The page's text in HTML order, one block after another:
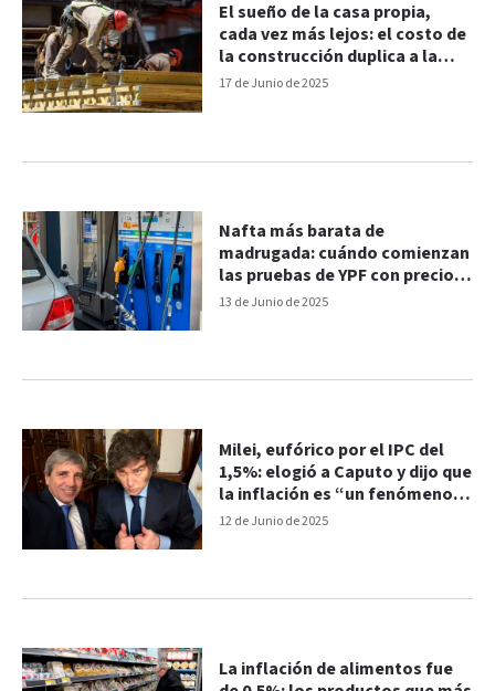
17 de Junio de 2025
El sueño de la casa propia,
cada vez más lejos: el costo de
la construcción duplica a la
inflación
13 de Junio de 2025
Nafta más barata de
madrugada: cuándo comienzan
las pruebas de YPF con precios
segmentados con IA
12 de Junio de 2025
Milei, eufórico por el IPC del
1,5%: elogió a Caputo y dijo que
la inflación es “un fenómeno
monetario”
La inflación de alimentos fue